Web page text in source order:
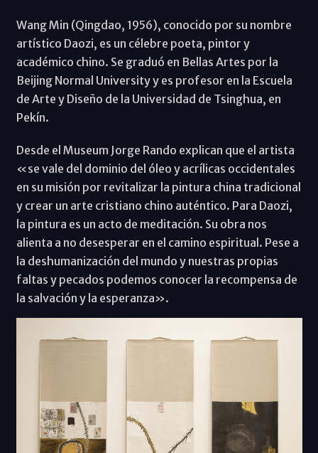
Wang Min (Qingdao, 1956), conocido por su nombre
artístico Daozi, es un célebre poeta, pintor y
académico chino. Se graduó en Bellas Artes por la
Beijing Normal University y es profesor en la Escuela
de Arte y Diseño de la Universidad de Tsinghua, en
Pekín.
Desde el Museum Jorge Rando explican que el artista
«se vale del dominio del óleo y acrílicas occidentales
en su misión por revitalizar la pintura china tradicional
y crear un arte cristiano chino auténtico. Para Daozi,
la pintura es un acto de meditación. Su obra nos
alienta a no desesperar en el camino espiritual. Pese a
la deshumanización del mundo y nuestras propias
faltas y pecados podemos conocer la recompensa de
la salvación y la esperanza».